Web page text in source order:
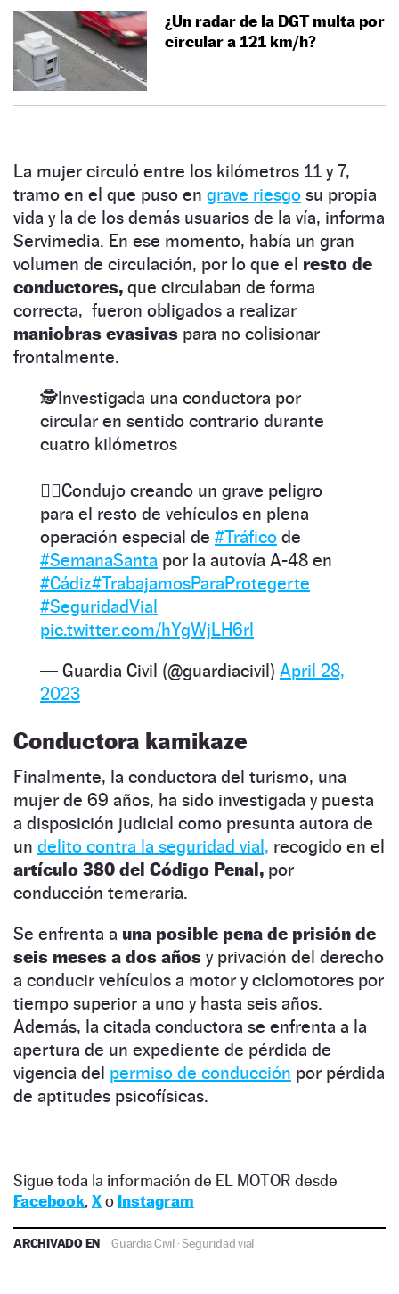
¿Un radar de la DGT multa por
circular a 121 km/h?
La mujer circuló entre los kilómetros 11 y 7,
tramo en el que puso en grave riesgo su propia
vida y la de los demás usuarios de la vía, informa
Servimedia. En ese momento, había un gran
volumen de circulación, por lo que el resto de
conductores, que circulaban de forma
correcta, fueron obligados a realizar
maniobras evasivas para no colisionar
frontalmente.
🕵️Investigada una conductora por
circular en sentido contrario durante
cuatro kilómetros
🤦‍♂️Condujo creando un grave peligro
para el resto de vehículos en plena
operación especial de #Tráfico de
#SemanaSanta por la autovía A-48 en
#Cádiz#TrabajamosParaProtegerte
#SeguridadVial
pic.twitter.com/hYgWjLH6rl
— Guardia Civil (@guardiacivil) April 28,
2023
Conductora kamikaze
Finalmente, la conductora del turismo, una
mujer de 69 años, ha sido investigada y puesta
a disposición judicial como presunta autora de
un delito contra la seguridad vial, recogido en el
artículo 380 del Código Penal, por
conducción temeraria.
Se enfrenta a una posible pena de prisión de
seis meses a dos años y privación del derecho
a conducir vehículos a motor y ciclomotores por
tiempo superior a uno y hasta seis años.
Además, la citada conductora se enfrenta a la
apertura de un expediente de pérdida de
vigencia del permiso de conducción por pérdida
de aptitudes psicofísicas.
Sigue toda la información de EL MOTOR desde
Facebook, Xo Instagram
ARCHIVADO EN Guardia Civil ·Seguridad vial